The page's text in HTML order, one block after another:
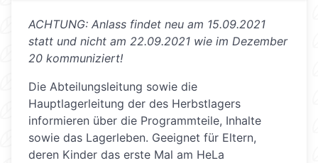
ACHTUNG: Anlass findet neu am 15.09.2021
statt und nicht am 22.09.2021 wie im Dezember
20 kommuniziert!
Die Abteilungsleitung sowie die
Hauptlagerleitung der des Herbstlagers
informieren über die Programmteile, Inhalte
sowie das Lagerleben. Geeignet für Eltern,
deren Kinder das erste Mal am HeLa